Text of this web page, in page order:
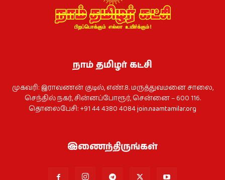
நாம் தமிழர் கட்சி
முகவரி: இராவணன் குடில், எண்.8. மருத்துவமனை சாலை,
செந்தில் நகர், சின்னப்போரூர், சென்னை – 600 116.
தொலைபேசி: +91 44 4380 4084join.naamtamilar.org
இணைந்திருங்கள்